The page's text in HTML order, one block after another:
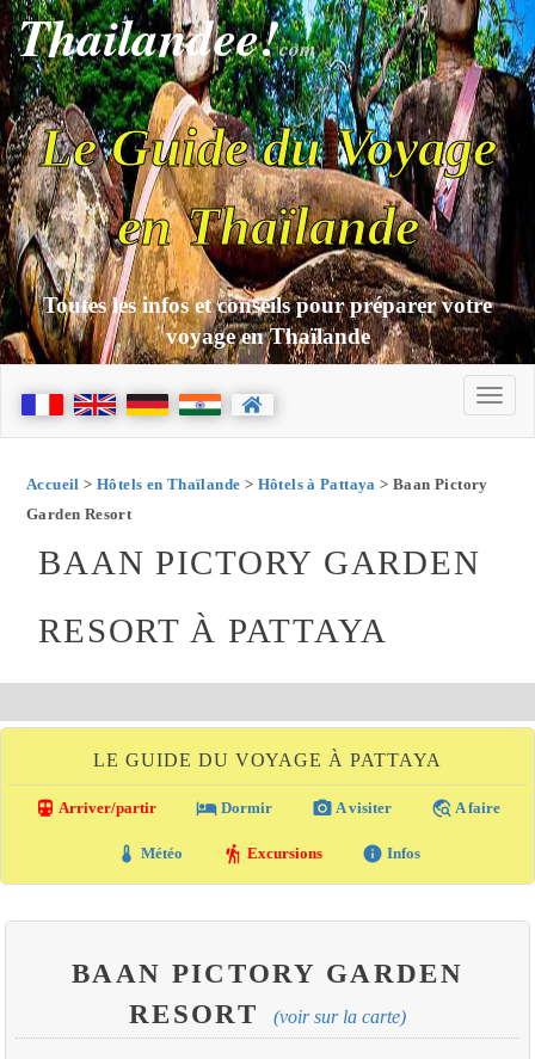
Thailandee!com
Le Guide du Voyage
en Thaïlande
Toutes les infos et conseils pour préparer votre
voyage en Thaïlande
Accueil > Hôtels en Thaïlande > Hôtels à Pattaya > Baan Pictory
Garden Resort
BAAN PICTORY GARDEN
RESORT À PATTAYA
LE GUIDE DU VOYAGE À PATTAYA
directions_transit Arriver/partir local_hotel Dormir photo_camera A visiter travel_explore A faire
thermostat Météo hiking Excursions info Infos
BAAN PICTORY GARDEN
RESORT
(voir sur la carte)